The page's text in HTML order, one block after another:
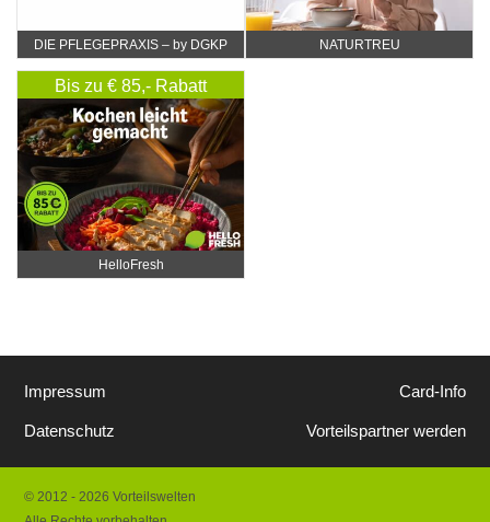
DIE PFLEGEPRAXIS – by DGKP
NATURTREU
Bis zu € 85,- Rabatt
HelloFresh
Impressum
Datenschutz
Card-Info
Vorteilspartner werden
© 2012 - 2026 Vorteilswelten